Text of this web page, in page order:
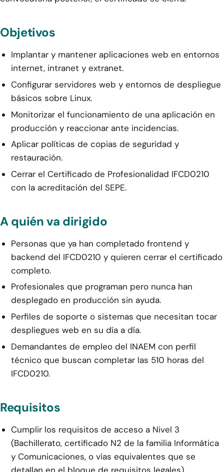
Objetivos
Implantar y mantener aplicaciones web en entornos
internet, intranet y extranet.
Configurar servidores web y entornos de despliegue
básicos sobre Linux.
Monitorizar el funcionamiento de una aplicación en
producción y reaccionar ante incidencias.
Aplicar políticas de copias de seguridad y
restauración.
Cerrar el Certificado de Profesionalidad IFCD0210
con la acreditación del SEPE.
A quién va dirigido
Personas que ya han completado frontend y
backend del IFCD0210 y quieren cerrar el certificado
completo.
Profesionales que programan pero nunca han
desplegado en producción sin ayuda.
Perfiles de soporte o sistemas que necesitan tocar
despliegues web en su día a día.
Demandantes de empleo del INAEM con perfil
técnico que buscan completar las 510 horas del
IFCD0210.
Requisitos
Cumplir los requisitos de acceso a Nivel 3
(Bachillerato, certificado N2 de la familia Informática
y Comunicaciones, o vías equivalentes que se
detallan en el bloque de requisitos legales).